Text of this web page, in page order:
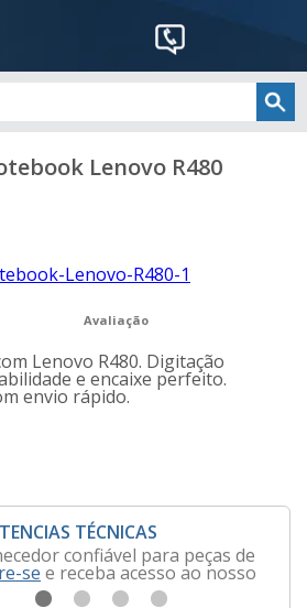
Lenovo R480
Avaliação
Lenovo R480. Digitação
e encaixe perfeito.
envio rápido.
TÉCNICAS
confiável para peças de
se e receba acesso ao nosso